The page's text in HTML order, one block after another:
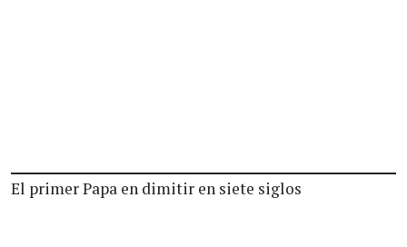
El primer Papa en dimitir en siete siglos